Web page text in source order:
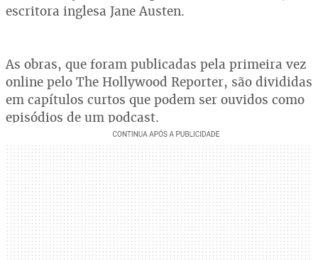
escritora inglesa Jane Austen.
As obras, que foram publicadas pela primeira vez
online pelo The Hollywood Reporter, são divididas
em capítulos curtos que podem ser ouvidos como
episódios de um podcast.